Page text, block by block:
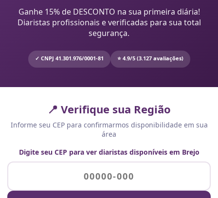
Ganhe 15% de DESCONTO na sua primeira diária!
Diaristas profissionais e verificadas para sua total
segurança.
✓ CNPJ 41.301.976/0001-81 ⭐ 4.9/5 (3.127 avaliações)
📍 Verifique sua Região
Informe seu CEP para confirmarmos disponibilidade em sua
área
Digite seu CEP para ver diaristas disponíveis em Brejo